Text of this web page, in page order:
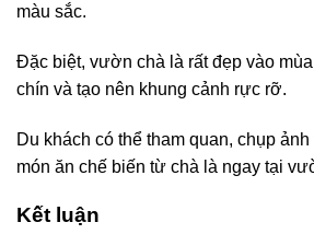
màu sắc.
Đặc biệt, vườn chà là rất đẹp vào
chín và tạo nên khung cảnh rực rỡ.
Du khách có thể tham quan, chụp
món ăn chế biến từ chà là ngay tại
Kết luận